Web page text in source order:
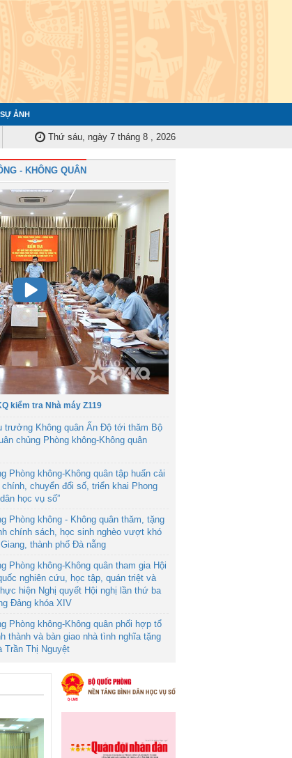
ẢNH
ương tập huấn nghiệp vụ công tác kiểm tra, giám sát năm 2025
Thứ sáu, ngày 7 tháng 8 , 2026
- KHÔNG QUÂN
kiểm tra Nhà máy Z119
trưởng Không quân Ấn Độ tới thăm Bộ
chủng Phòng không-Không quân
Phòng không-Không quân tập huấn cải
chính, chuyển đổi số, triển khai Phong
học vụ số”
Phòng không - Không quân thăm, tặng
chính sách, học sinh nghèo vượt khó
thành phố Đà nẵng
Phòng không-Không quân tham gia Hội
nghiên cứu, học tập, quán triệt và
hiện Nghị quyết Hội nghị lần thứ ba
Đảng khóa XIV
Phòng không-Không quân phối hợp tổ
thành và bàn giao nhà tình nghĩa tặng
Trần Thị Nguyệt